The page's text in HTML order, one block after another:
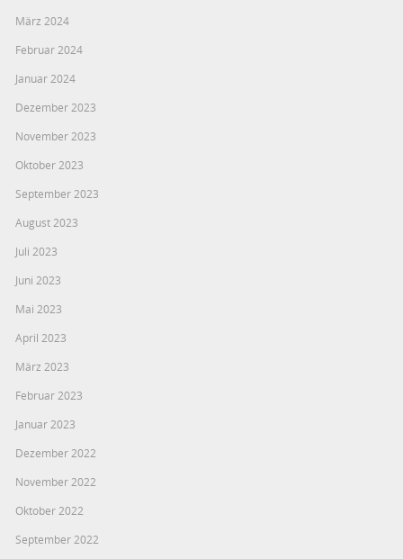
März 2024
Februar 2024
Januar 2024
Dezember 2023
November 2023
Oktober 2023
September 2023
August 2023
Juli 2023
Juni 2023
Mai 2023
April 2023
März 2023
Februar 2023
Januar 2023
Dezember 2022
November 2022
Oktober 2022
September 2022